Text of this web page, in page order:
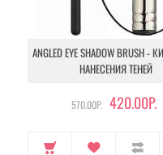
ANGLED EYE SHADOW BRUSH -
НАНЕСЕНИЯ ТЕНЕЙ
570.00Р. 420.00Р.